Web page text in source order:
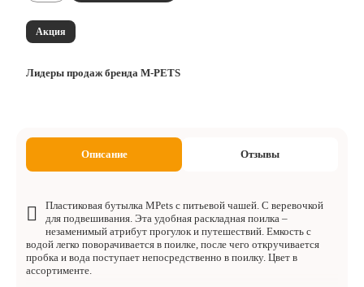
Акция
Лидеры продаж бренда M-PETS
Описание Отзывы
Пластиковая бутылка MPets с питьевой чашей. С веревочкой
для подвешивания. Эта удобная раскладная поилка –
незаменимый атрибут прогулок и путешествий. Емкость с
водой легко поворачивается в поилке, после чего откручивается
пробка и вода поступает непосредственно в поилку. Цвет в
ассортименте.